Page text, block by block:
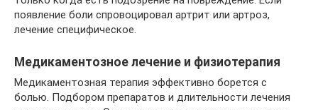
появление боли спровоцировал артрит или артроз,
лечение специфическое.
Медикаментозное лечение и физиотерапия
Медикаментозная терапия эффективно борется с
болью. Подбором препаратов и длительности лечения